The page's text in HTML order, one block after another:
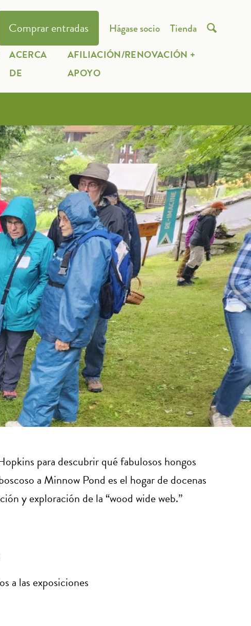
Comprar entradas Hágase socio Tienda 
ACERCA
DE
AFILIACIÓN/RENOVACIÓN +
APOYO
para descubrir qué fabulosos hongos
a Minnow Pond es el hogar de docenas
y exploración de la “wood wide web.”
a las exposiciones